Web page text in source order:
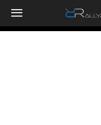
RallyandRaces.com